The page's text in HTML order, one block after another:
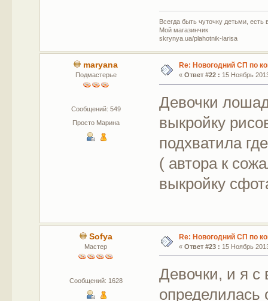
Всегда быть чуточку детьми,
Мой магазинчик
skrynya.ua/plahotnik-larisa
maryana
Подмастерье
Сообщений: 549
Просто Марина
Re: Новогодний СП по
« Ответ #22 : 15 Ноябрь
Девочки
выкройку
подхватила
( автора к
выкройку
Sofya
Мастер
Сообщений: 1628
Re: Новогодний СП по
« Ответ #23 : 15 Ноябрь
Девочки, и я